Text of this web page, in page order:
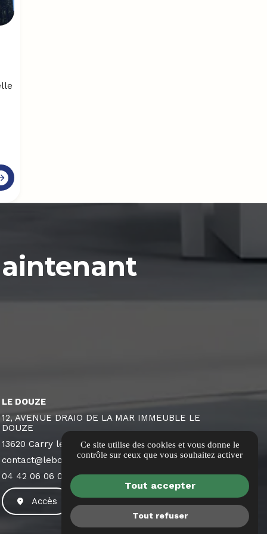
LE DOUZE
12, AVENUE DRAIO DE LA MAR IMMEUBLE LE
DOUZE
13620 Carry le Rouet
contact@leboeing.com
04 42 06 06 06
Accès
Ce site utilise des cookies et vous donne le
contrôle sur ceux que vous souhaitez activer
Tout accepter
Tout refuser